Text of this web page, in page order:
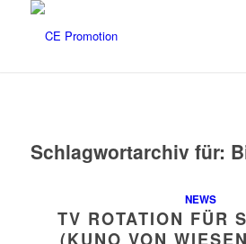
Schlagwortarchiv für:
NEWS
TV ROTATION FÜR